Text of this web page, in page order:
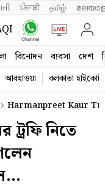
ਪੰਜਾਬੀ தமிழ்
বিনোদন ব্যবসা দেশ
আবহাওয়া
কলকাতা হাইকোর্ট
Harmanpreet Kaur
নিতে